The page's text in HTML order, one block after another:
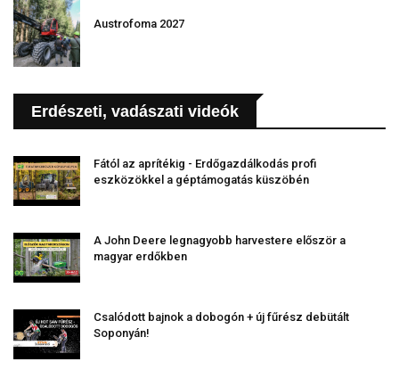
Austrofoma 2027
Erdészeti, vadászati videók
Fától az aprítékig - Erdőgazdálkodás profi
eszközökkel a géptámogatás küszöbén
A John Deere legnagyobb harvestere először a
magyar erdőkben
Csalódott bajnok a dobogón + új fűrész debütált
Soponyán!